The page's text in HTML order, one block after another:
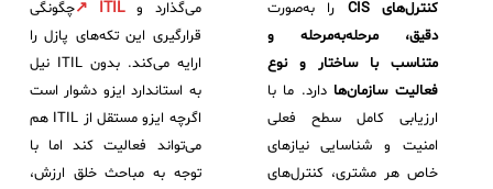
کنترل‌های CIS
را به‌صورت
دقیق، مرحله‌به‌مرحله و
متناسب با ساختار و نوع
فعالیت سازمان‌ها دارد. ما با
ارزیابی کامل سطح فعلی
امنیت و شناسایی نیازهای
خاص هر مشتری، کنترل‌های
می‌گذارد و ITIL ↗
چگونگی
قرارگیری این تکه‌های پازل را
ارایه می‌کند. بدون ITIL نیل
به استاندارد ایزو دشوار است
اگرچه ایزو مستقل از ITIL هم
می‌تواند فعالیت کند اما با
توجه به مباحث خلق ارزش،
کازیو
مدیریت خدمات سازمانی
راهکارهای مدیریتی فناوری اطلاعات برای مراکز آموزشی و دانشگاه‌ها
مدیریت خدمات منابع انسانی
لیست کامل 34 تمرین ITIL4
آموزش سیستم مدیریت خدمات فناوری اطلاعات
لیست دوره‌ها